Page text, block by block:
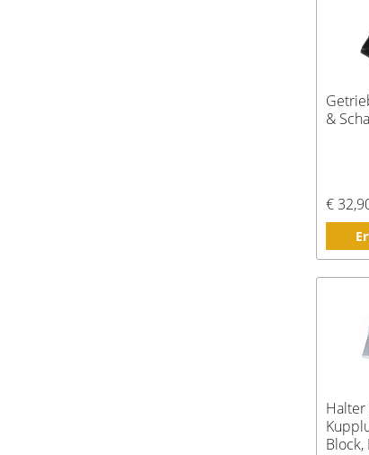
&
€
Halter
Block,